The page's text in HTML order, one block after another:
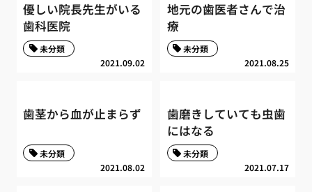
優しい院長先生がいる
歯科医院
2021.09.02
未分類
地元の歯医者さんで治
療
2021.08.25
未分類
歯茎から血が止まらず
2021.08.02
未分類
歯磨きしていても虫歯
にはなる
2021.07.17
未分類